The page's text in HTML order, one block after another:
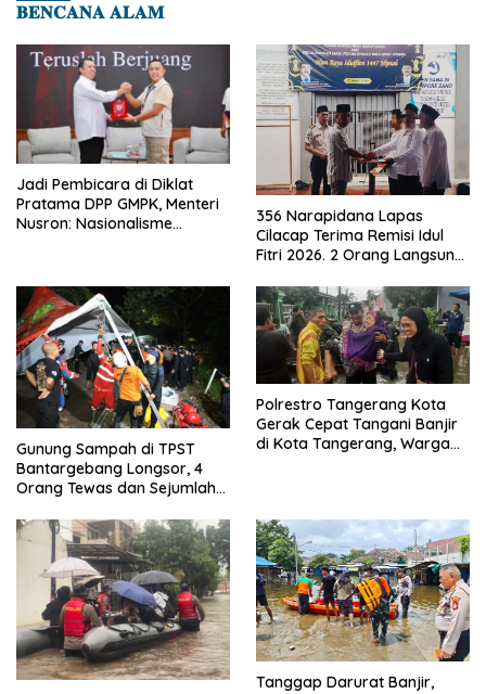
𝐁𝐄𝐍𝐂𝐀𝐍𝐀 𝐀𝐋𝐀𝐌
Jadi Pembicara di Diklat
Pratama DPP GMPK, Menteri
Nusron: Nasionalisme
356 Narapidana Lapas
Cilacap Terima Remisi Idul
Fitri 2026. 2 Orang Langsung
Gunung Sampah di TPST
Bantargebang Longsor, 4
Orang Tewas dan Sejumlah
Polrestro Tangerang Kota
Gerak Cepat Tangani Banjir
di Kota Tangerang, Warga
Tanggap Darurat Banjir,